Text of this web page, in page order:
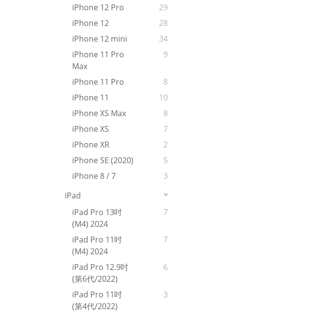
iPhone 12 Pro
29
iPhone 12
28
iPhone 12 mini
34
iPhone 11 Pro
Max
9
iPhone 11 Pro
8
iPhone 11
10
iPhone XS Max
8
iPhone XS
7
iPhone XR
2
iPhone SE (2020)
5
iPhone 8 / 7
3
iPad
iPad Pro 13吋
(M4) 2024
7
iPad Pro 11吋
(M4) 2024
7
iPad Pro 12.9吋
(第6代/2022)
6
iPad Pro 11吋
(第4代/2022)
3